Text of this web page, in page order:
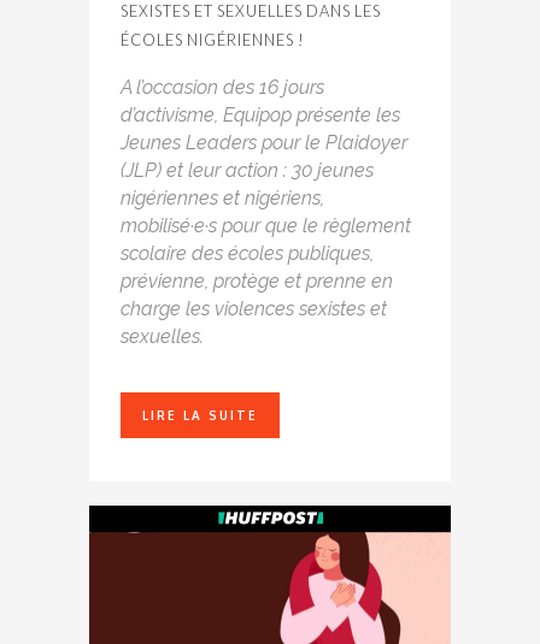
SEXISTES ET SEXUELLES DANS LES
ÉCOLES NIGÉRIENNES !
A l’occasion des 16 jours
d’activisme, Equipop présente les
Jeunes Leaders pour le Plaidoyer
(JLP) et leur action : 30 jeunes
nigériennes et nigériens,
mobilisé·e·s pour que le règlement
scolaire des écoles publiques,
prévienne, protège et prenne en
charge les violences sexistes et
sexuelles.
LIRE LA SUITE